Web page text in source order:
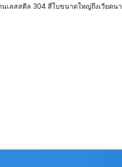
เลสสตีล 304 สี่ใบขนาดใหญ่ถึงเวียดน